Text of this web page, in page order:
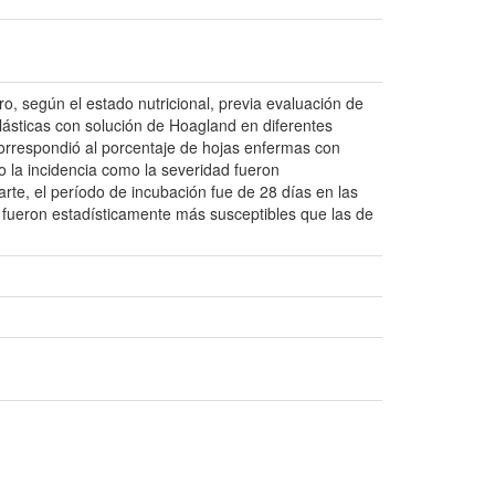
según el estado nutricional, previa evaluación de
con solución de Hoagland en diferentes
al porcentaje de hojas enfermas con
incidencia como la severidad fueron
el período de incubación fue de 28 días en las
estadísticamente más susceptibles que las de